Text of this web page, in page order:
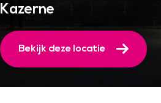
Kazerne
Bekijk deze locatie